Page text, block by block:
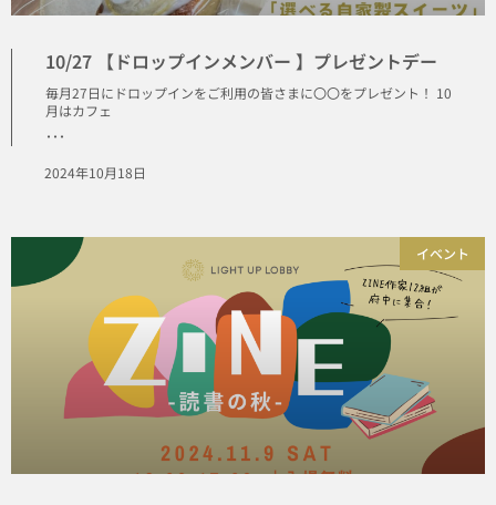
10/27 【ドロップインメンバー 】プレゼントデー
毎月27日にドロップインをご利用の皆さまに〇〇をプレゼント！ 10
月はカフェ
･･･
2024年10月18日
イベント